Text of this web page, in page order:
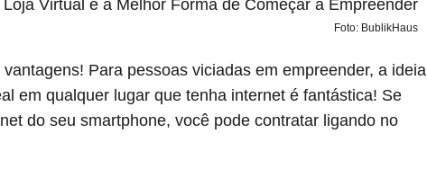
Foto: BublikHaus
Para pessoas viciadas em empreender, a ideia
em qualquer lugar que tenha internet é fantástica! Se
do seu smartphone, você pode contratar ligando no